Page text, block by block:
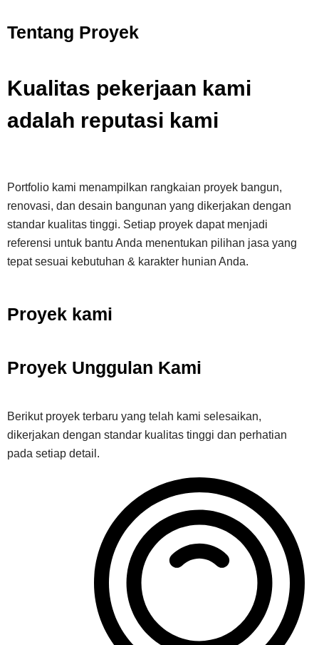
Tentang Proyek
Kualitas pekerjaan kami
adalah reputasi kami
Portfolio kami menampilkan rangkaian proyek bangun,
renovasi, dan desain bangunan yang dikerjakan dengan
standar kualitas tinggi. Setiap proyek dapat menjadi
referensi untuk bantu Anda menentukan pilihan jasa yang
tepat sesuai kebutuhan & karakter hunian Anda.
Proyek kami
Proyek Unggulan Kami
Berikut proyek terbaru yang telah kami selesaikan,
dikerjakan dengan standar kualitas tinggi dan perhatian
pada setiap detail.